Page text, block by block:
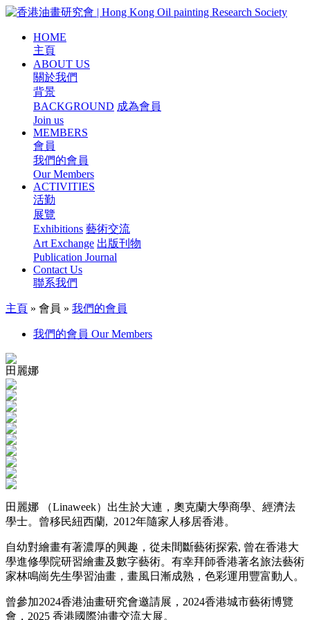
HOME
主頁
ABOUT US
關於我們
背景
BACKGROUND 成為會員
Join us
MEMBERS
會員
我們的會員
Our Members
ACTIVITIES
活勤
展覽
Exhibitions 藝術交流
Art Exchange 出版刊物
Publication Journal
Contact Us
聯系我們
主頁 » 會員 » 我們的會員
我們的會員 Our Members
田麗娜
田麗娜 （Linaweek）出生於大連，奧克蘭大學商學、經濟法
學士。曾移民紐西蘭, 2012年隨家人移居香港。
自幼對繪畫有著濃厚的興趣，從未間斷藝術探索, 曾在香港大
學進修學院研習繪畫及數字藝術。有幸拜師香港著名旅法藝術
家林鳴崗先生學習油畫，畫風日漸成熟，色彩運用豐富動人。
曾參加2024香港油畫研究會邀請展， 2024香港城市藝術博覽
會， 2025 香港國際油畫交流大展。